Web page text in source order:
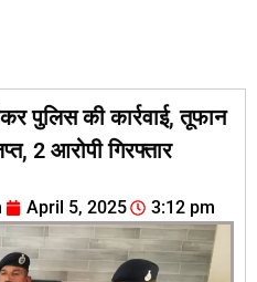
पुलिस की कार्रवाई, तूफान
2 आरोपी गिरफ्तार
April 5, 2025 3:12 pm